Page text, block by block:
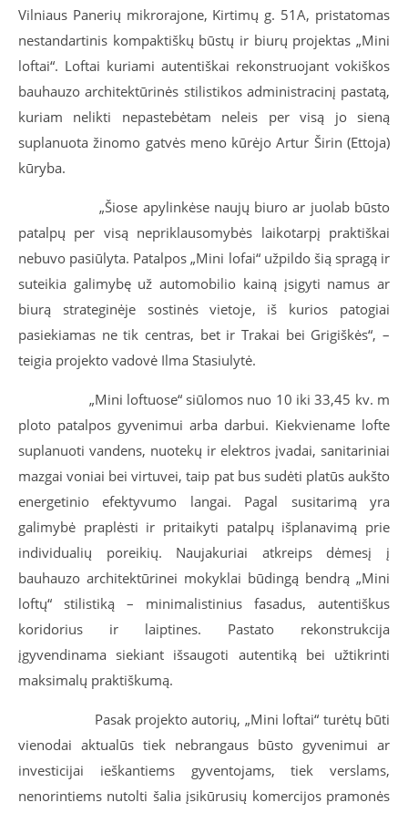
Vilniaus Panerių mikrorajone, Kirtimų g. 51A, pristatomas
nestandartinis kompaktiškų būstų ir biurų projektas „Mini
loftai“. Loftai kuriami autentiškai rekonstruojant vokiškos
bauhauzo architektūrinės stilistikos administracinį pastatą,
kuriam nelikti nepastebėtam neleis per visą jo sieną
suplanuota žinomo gatvės meno kūrėjo Artur Širin (Ettoja)
kūryba.
„Šiose apylinkėse naujų biuro ar juolab būsto
patalpų per visą nepriklausomybės laikotarpį praktiškai
nebuvo pasiūlyta. Patalpos „Mini lofai“ užpildo šią spragą ir
suteikia galimybę už automobilio kainą įsigyti namus ar
biurą strateginėje sostinės vietoje, iš kurios patogiai
pasiekiamas ne tik centras, bet ir Trakai bei Grigiškės“, –
teigia projekto vadovė Ilma Stasiulytė.
„Mini loftuose“ siūlomos nuo 10 iki 33,45 kv. m
ploto patalpos gyvenimui arba darbui. Kiekviename lofte
suplanuoti vandens, nuotekų ir elektros įvadai, sanitariniai
mazgai voniai bei virtuvei, taip pat bus sudėti platūs aukšto
energetinio efektyvumo langai. Pagal susitarimą yra
galimybė praplėsti ir pritaikyti patalpų išplanavimą prie
individualių poreikių. Naujakuriai atkreips dėmesį į
bauhauzo architektūrinei mokyklai būdingą bendrą „Mini
loftų“ stilistiką – minimalistinius fasadus, autentiškus
koridorius ir laiptines. Pastato rekonstrukcija
įgyvendinama siekiant išsaugoti autentiką bei užtikrinti
maksimalų praktiškumą.
Pasak projekto autorių, „Mini loftai“ turėtų būti
vienodai aktualūs tiek nebrangaus būsto gyvenimui ar
investicijai ieškantiems gyventojams, tiek verslams,
nenorintiems nutolti šalia įsikūrusių komercijos pramonės